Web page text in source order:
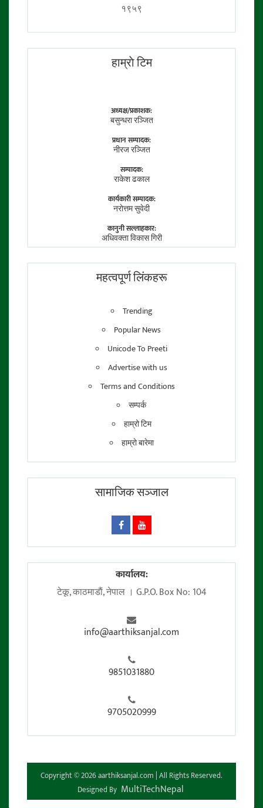
१९५९
हाम्राे टिम
अध्यक्ष/प्रकाशक:
बसुन्धरा रञ्जित
प्रधान सम्पादक:
नीरज रञ्जित
सम्पादक:
राकेश ढकाल
कार्यकारी सम्पादक:
नराेत्तम सुवेदी
कानुनी सल्लाहकार:
अधिवक्ता विकास गिरी
तेजेन्द्र श्रेष्ठ
महत्वपूर्ण लिंकहरू
Trending
Popular News
Unicode To Preeti
Advertise with us
Terms and Conditions
सम्पर्क
हाम्रो टिम
हाम्रो बारेमा
सामाजिक सञ्जाल
कार्यालय:
टेकू, काठमाडाैं, नेपाल । G.P.O. Box No: 104
info@aarthiksanjal.com
9851031880
9705020999
Copyright © 2026 aarthiksanjal.com | All Rights Reserved.
Designed By MultiTechNepal